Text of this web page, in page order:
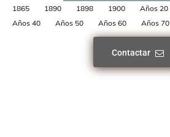
1865 1890 1898 1900 Años 20
Años 40
Años 50 Años 60 Años 70
Contactar